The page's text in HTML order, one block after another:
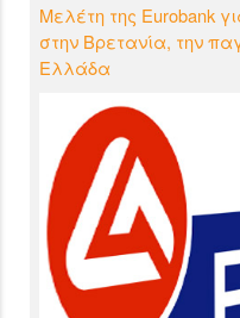
Μελέτη της Eurobank
στην Βρετανία, την
Ελλάδα